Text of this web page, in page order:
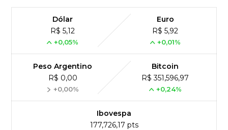
Dólar
R$ 5,12
+0,05%
Euro
R$ 5,92
+0,01%
Peso Argentino
R$ 0,00
+0,00%
Bitcoin
R$ 351,596,97
+0,24%
Ibovespa
177,726,17 pts